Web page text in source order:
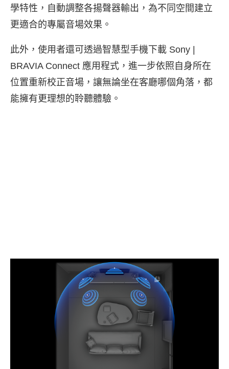
學特性，自動調整各揚聲器輸出，為不同空間建立
更適合的專屬音場效果。
此外，使用者還可透過智慧型手機下載 Sony |
BRAVIA Connect 應用程式，進一步依照自身所在
位置重新校正音場，讓無論坐在客廳哪個角落，都
能擁有更理想的聆聽體驗。